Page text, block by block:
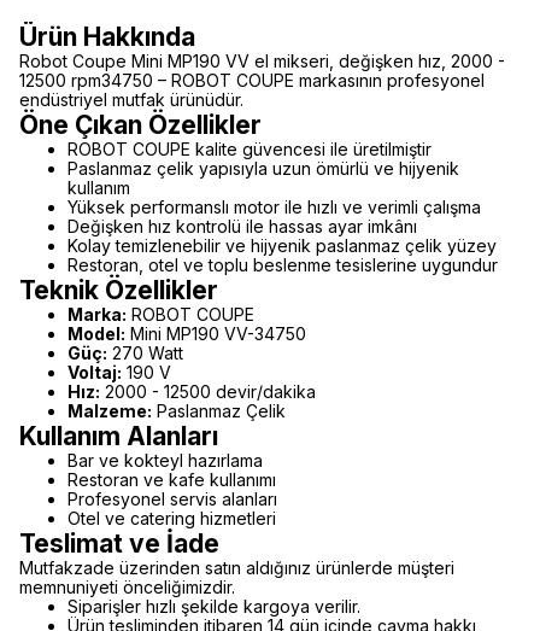
Ürün Hakkında
Robot Coupe Mini MP190 VV el mikseri, değişken hız, 2000 -
12500 rpm34750 – ROBOT COUPE markasının profesyonel
endüstriyel mutfak ürünüdür.
Öne Çıkan Özellikler
ROBOT COUPE kalite güvencesi ile üretilmiştir
Paslanmaz çelik yapısıyla uzun ömürlü ve hijyenik
kullanım
Yüksek performanslı motor ile hızlı ve verimli çalışma
Değişken hız kontrolü ile hassas ayar imkânı
Kolay temizlenebilir ve hijyenik paslanmaz çelik yüzey
Restoran, otel ve toplu beslenme tesislerine uygundur
Teknik Özellikler
Marka: ROBOT COUPE
Model: Mini MP190 VV-34750
Güç: 270 Watt
Voltaj: 190 V
Hız: 2000 - 12500 devir/dakika
Malzeme: Paslanmaz Çelik
Kullanım Alanları
Bar ve kokteyl hazırlama
Restoran ve kafe kullanımı
Profesyonel servis alanları
Otel ve catering hizmetleri
Teslimat ve İade
Mutfakzade üzerinden satın aldığınız ürünlerde müşteri
memnuniyeti önceliğimizdir.
Siparişler hızlı şekilde kargoya verilir.
Ürün tesliminden itibaren 14 gün içinde cayma hakkı